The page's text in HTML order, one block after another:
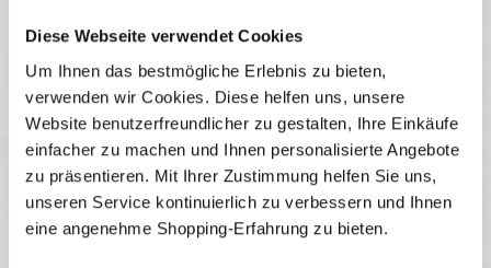
Diese Webseite verwendet Cookies
Um Ihnen das bestmögliche Erlebnis zu bieten,
verwenden wir Cookies. Diese helfen uns, unsere
Website benutzerfreundlicher zu gestalten, Ihre Einkäufe
einfacher zu machen und Ihnen personalisierte Angebote
zu präsentieren. Mit Ihrer Zustimmung helfen Sie uns,
unseren Service kontinuierlich zu verbessern und Ihnen
eine angenehme Shopping-Erfahrung zu bieten.
Nema 17 Schrittmotor mit integrierter 300mm
Trapezgewindespindel zum Eigenbau einer 3D-Drucker Z-
Achse. Details… Mehr
Eigenschaften
Downloads
Bewertungen
1